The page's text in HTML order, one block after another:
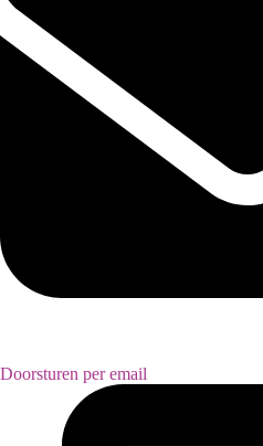
Doorsturen per email